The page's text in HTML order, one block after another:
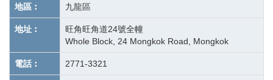
地區︰ 九龍區
地址︰
旺角旺角道24號全幢
Whole Block, 24 Mongkok Road, Mongkok
電話︰ 2771-3321